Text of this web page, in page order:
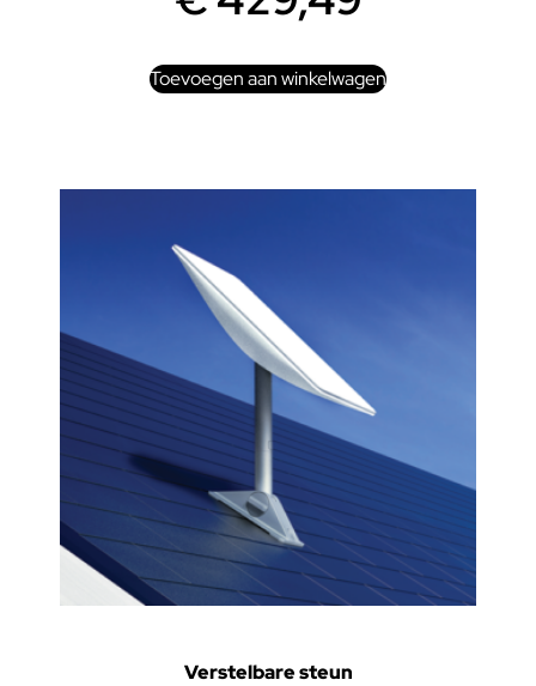
Toevoegen aan winkelwagen
Verstelbare steun